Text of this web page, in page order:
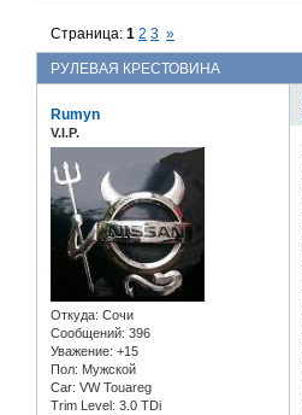
РУЛЕВАЯ КРЕСТОВИНА
Страница:1 2 3 »
Rumyn
V.I.P.
Откуда: Сочи
Сообщений: 396
Уважение: +15
Пол: Мужской
Car: VW Touareg
Trim Level: 3.0 TDi